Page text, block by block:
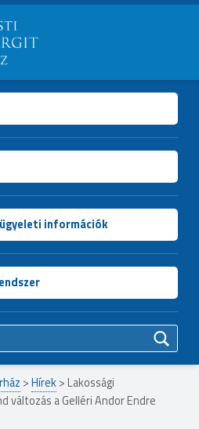
információk
>Hírek> Lakossági
változás a Gelléri Andor Endre